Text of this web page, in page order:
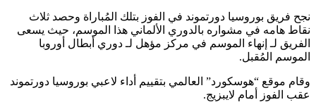
نجح فريق بوروسيا دورتموند في الفوز بتلك المُباراة وحصد ثلاث
نقاط هامه في مشواره بالدوري الألماني هذا الموسم، حيث يسعى
الفريق لـ إنهاء الموسم في مركز مؤهل لـ دوري أبطال أوروبا
الموسم المُقبل.
وقام موقع “هوسكورد” العالمي بتقييم أداء لاعبي بوروسيا دورتموند
عقب الفوز أمام لايبزيج.